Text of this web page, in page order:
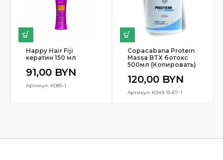
Happy Hair Fiji
кератин 150 мл
91,00 BYN
Артикул: K085-1
Copacabana Protein
Massa BTX ботокс
500мл (Копировать)
120,00 BYN
Артикул: K349-15-67-1